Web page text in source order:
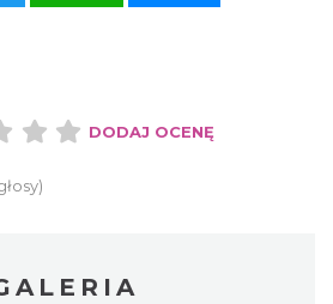
DODAJ OCENĘ